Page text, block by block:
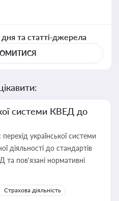
та статті-джерела
системи КВЕД до
української системи
діяльності до стандартів
та пов'язані нормативні
Страхова діяльність